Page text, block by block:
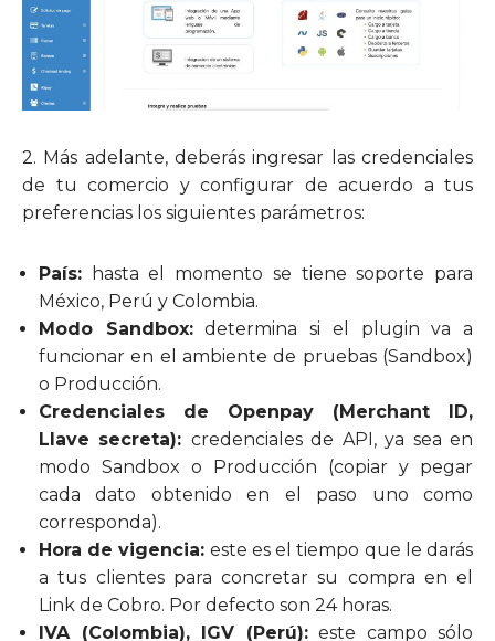
2. Más adelante, deberás ingresar las credenciales
de tu comercio y configurar de acuerdo a tus
preferencias los siguientes parámetros:
País: hasta el momento se tiene soporte para
México, Perú y Colombia.
Modo Sandbox:determina si el plugin va a
funcionar en el ambiente de pruebas (Sandbox)
o Producción.
Credenciales de Openpay (Merchant ID,
Llave secreta): credenciales de API, ya sea en
modo Sandbox o Producción (copiar y pegar
cada dato obtenido en el paso uno como
corresponda).
Hora de vigencia: este es el tiempo que le darás
a tus clientes para concretar su compra en el
Link de Cobro. Por defecto son 24 horas.
IVA (Colombia), IGV (Perú):este campo sólo